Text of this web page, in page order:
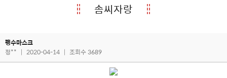
솜씨자랑
펭수마스크
정** | 2020-04-14 | 조회수 3689